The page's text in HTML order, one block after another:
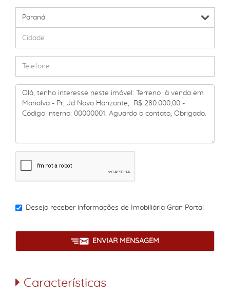
Desejo receber informações de Imobiliária Gran Portal
ENVIAR MENSAGEM
Características